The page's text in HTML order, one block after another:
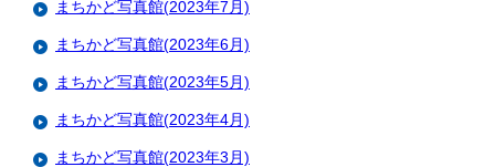
まちかど写真館(2023年7月)
まちかど写真館(2023年6月)
まちかど写真館(2023年5月)
まちかど写真館(2023年4月)
まちかど写真館(2023年3月)